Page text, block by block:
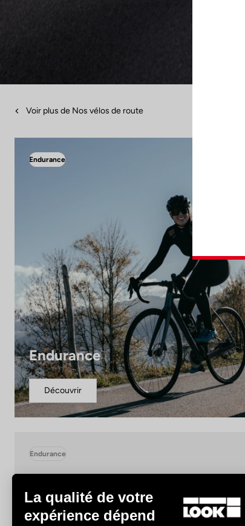
Voir plus de Nos vélos de route
Endurance
Endurance
Découvrir
Endurance
La qualité de votre
expérience dépend